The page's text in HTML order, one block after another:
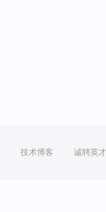
技术博客 诚聘英才